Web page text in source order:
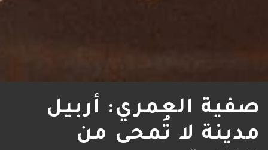
صفية العمري: أربيل
مدينة لا تُمحى من